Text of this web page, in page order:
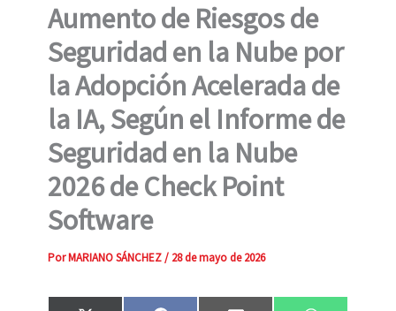
Aumento de Riesgos de
Seguridad en la Nube por
la Adopción Acelerada de
la IA, Según el Informe de
Seguridad en la Nube
2026 de Check Point
Software
PorMARIANO SÁNCHEZ/ 28 de mayo de 2026